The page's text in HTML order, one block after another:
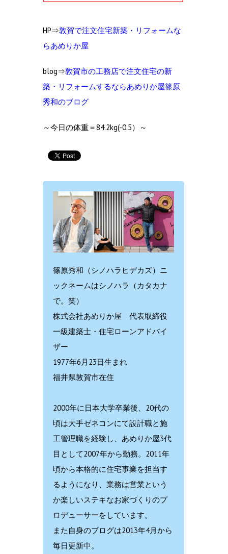
HP⇒敦賀で注文住宅新築・リフォームな
らあめりか屋
blog⇒敦賀市の工務店で注文住宅の新
築・リフォームするならあめりか屋篠原
秀和のブログ
～今日の体重＝84.2kg(-0.5）～
篠原秀和（シノハラヒデカズ）ニ
ックネームはシノハラ（カタカナ
で。笑）
株式会社あめりか屋 代表取締役
一級建築士・住宅ローンアドバイ
ザー
1977年6月23日生まれ
福井県敦賀市在住
2000年に日本大学卒業後、20代の
頃は大手ゼネコンにて設計職と施
工管理職を経験し、あめりか屋3代
目として2007年から勤務。2011年
頃から本格的に住宅事業を担当す
るようになり、業務は営業という
か楽しいステキなお家づくりのプ
ロデューサーをしています。
また自身のブログは2013年4月から
毎日更新中。